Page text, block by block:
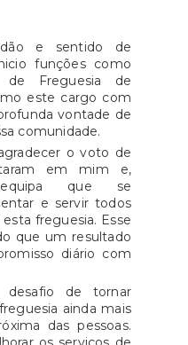
e sentido de
funções como
de Freguesia de
este cargo com
vontade de
comunidade.
o voto de
em mim e,
que se
e servir todos
freguesia. Esse
que um resultado
diário com
de tornar
ainda mais
das pessoas.